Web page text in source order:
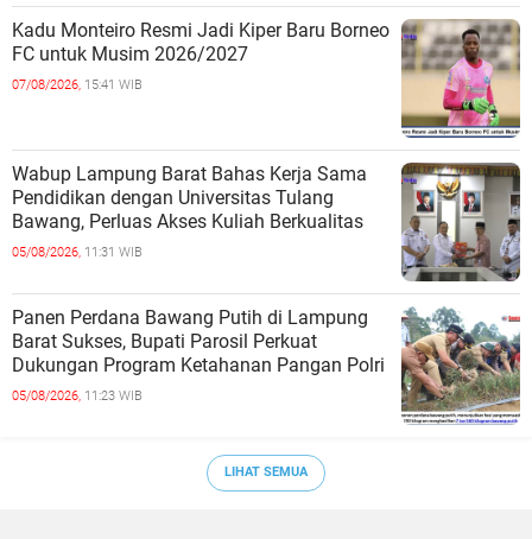
Kadu Monteiro Resmi Jadi Kiper Baru Borneo
FC untuk Musim 2026/2027
07/08/2026, 15:41 WIB
Wabup Lampung Barat Bahas Kerja Sama
Pendidikan dengan Universitas Tulang
Bawang, Perluas Akses Kuliah Berkualitas
05/08/2026, 11:31 WIB
Panen Perdana Bawang Putih di Lampung
Barat Sukses, Bupati Parosil Perkuat
Dukungan Program Ketahanan Pangan Polri
05/08/2026, 11:23 WIB
LIHAT SEMUA